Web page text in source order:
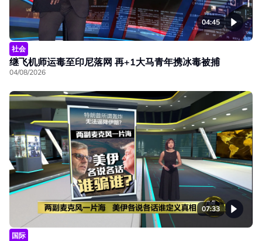
04:45
社会
继飞机师运毒至印尼落网 再+1大马青年携冰毒被捕
04/08/2026
07:33
国际